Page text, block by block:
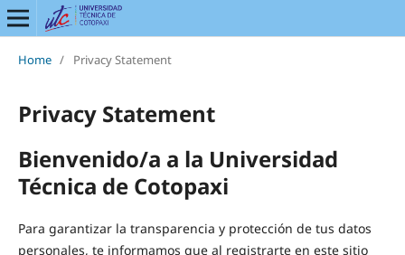
Home / Privacy Statement
Privacy Statement
Bienvenido/a a la Universidad
Técnica de Cotopaxi
Para garantizar la transparencia y protección de tus datos
personales, te informamos que al registrarte en este sitio